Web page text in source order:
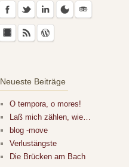
Neueste Beiträge
O tempora, o mores!
Laß mich zählen, wie…
blog -move
Verlustängste
Die Brücken am Bach